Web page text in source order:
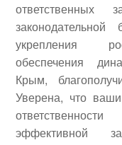
ответственных
укрепления
обеспечения
Крым,
Уверена, что
эффективной